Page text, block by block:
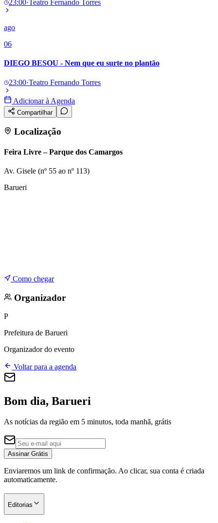
23:00·Teatro Fernando Torres
ago
06
DIEGO BESOU - Nem que eu surte no plantão
23:00·Teatro Fernando Torres
Adicionar à Agenda
Compartilhar
Localização
Feira Livre – Parque dos Camargos
Av. Gisele (nº 55 ao nº 113)
Barueri
Como chegar
Organizador
P
Prefeitura de Barueri
Organizador do evento
Voltar para a agenda
Bom dia, Barueri
As notícias da região em 5 minutos, toda manhã, grátis
Assinar Grátis
Enviaremos um link de confirmação. Ao clicar, sua conta é criada
automaticamente.
Editorias